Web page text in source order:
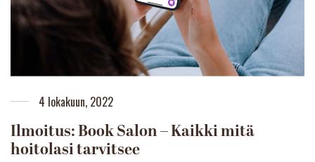
4 lokakuun, 2022
Ilmoitus: Book Salon – Kaikki mitä
hoitolasi tarvitsee